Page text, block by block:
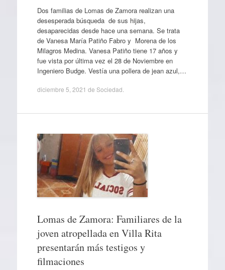
Dos familias de Lomas de Zamora realizan una
desesperada búsqueda de sus hijas,
desaparecidas desde hace una semana. Se trata
de Vanesa María Patiño Fabro y Morena de los
Milagros Medina. Vanesa Patiño tiene 17 años y
fue vista por última vez el 28 de Noviembre en
Ingeniero Budge. Vestía una pollera de jean azul,…
diciembre 5, 2021 de Sociedad
Lomas de Zamora: Familiares de la
joven atropellada en Villa Rita
presentarán más testigos y
filmaciones